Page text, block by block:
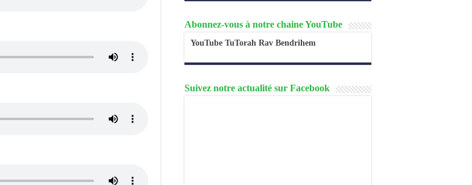
Abonnez-vous à notre chaine YouTube
YouTube TuTorah Rav Bendrihem
Suivez notre actualité sur Facebook